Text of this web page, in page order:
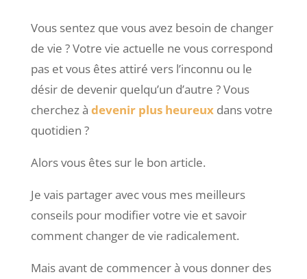
Vous sentez que vous avez besoin de changer
de vie ? Votre vie actuelle ne vous correspond
pas et vous êtes attiré vers l’inconnu ou le
désir de devenir quelqu’un d’autre ? Vous
cherchez à devenir plus heureuxdans votre
quotidien ?
Alors vous êtes sur le bon article.
Je vais partager avec vous mes meilleurs
conseils pour modifier votre vie et savoir
comment changer de vie radicalement.
Mais avant de commencer à vous donner des